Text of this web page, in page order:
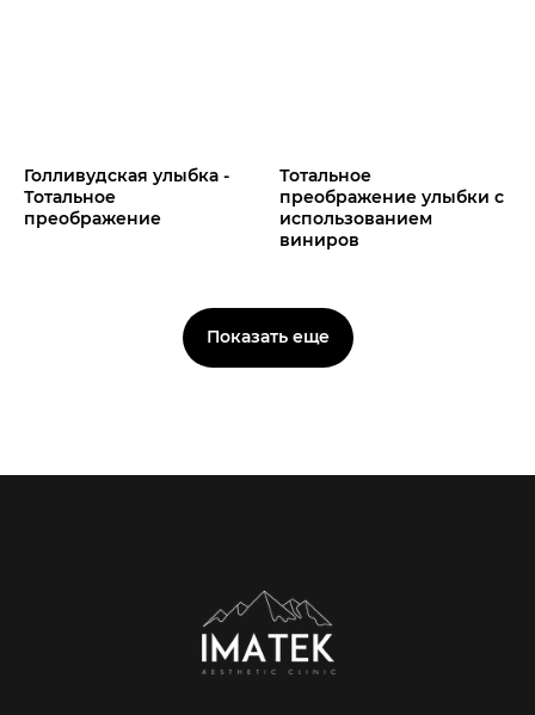
Голливудская улыбка -
Тотальное
преображение
Тотальное
преображение улыбки с
использованием
виниров
Показать еще